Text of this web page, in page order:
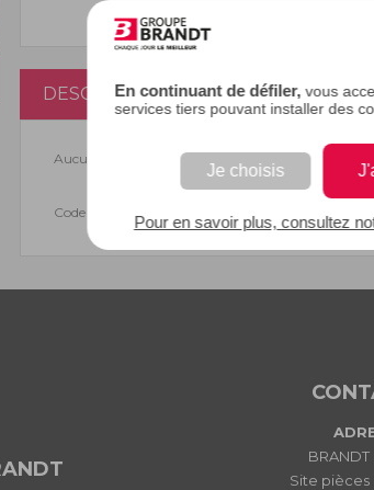
En continuant de défiler, vous
services tiers pouvant installer des
Je choisis
Pour en savoir plus, consultez
DESCRIPTION
Aucune description.
Code EAN : 3251430542715
BRANDT
Site